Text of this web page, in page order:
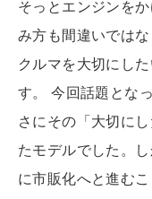
そっとエンジンを
み方も間違いでは
クルマを大切にし
す。 今回話題とな
さにその「大切に
たモデルでした。
に市販化へと進む